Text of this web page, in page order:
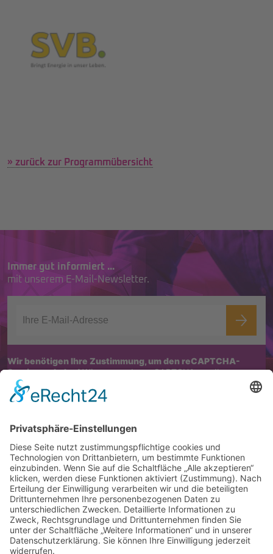
» zurück zur Programmübersicht
Immer gut informiert ...
mit unserem E-Mail-Newsletter.
Wir benötigen Ihre Zustimmung, um den reCAPTCHA-
Service zu laden!Wir verwenden reCAPTCHA, um Ihre
eingegebenen Informationen zu überprüfen. Dieser Service kann
Daten zu Ihren Aktivitäten sammeln. Bitte
lesen Sie die Details durch
© 2026 Universitätsstadt Siegen
Impressum/Kontakt
Datenschutz
Folgen Sie uns auf